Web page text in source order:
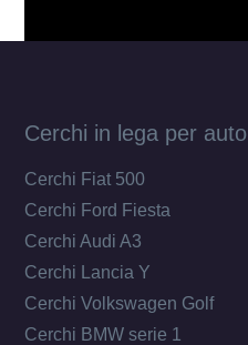
Cerchi in lega per auto
Cerchi Fiat 500
Cerchi Ford Fiesta
Cerchi Audi A3
Cerchi Lancia Y
Cerchi Volkswagen Golf
Cerchi BMW serie 1